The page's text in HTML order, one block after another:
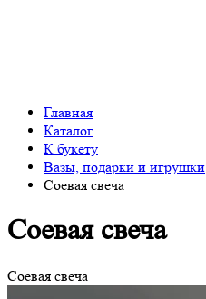
Главная
Каталог
К букету
Вазы, подарки и игрушки
Соевая свеча
Соевая свеча
Соевая свеча